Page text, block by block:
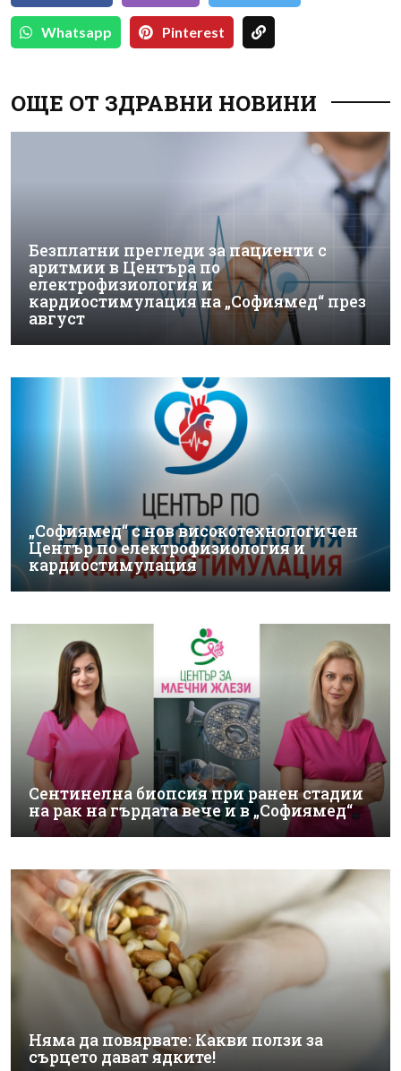
Whatsapp Pinterest
ОЩЕ ОТ ЗДРАВНИ НОВИНИ
Безплатни прегледи за пациенти с
аритмии в Центъра по
електрофизиология и
кардиостимулация на „Софиямед“ през
август
„Софиямед“ с нов високотехнологичен
Център по електрофизиология и
кардиостимулация
Сентинелна биопсия при ранен стадии
на рак на гърдата вече и в „Софиямед“
Няма да повярвате: Какви ползи за
сърцето дават ядките!